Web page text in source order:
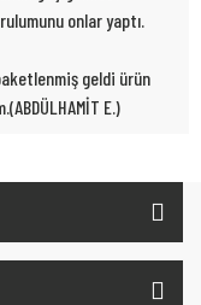
onlar yaptı.
geldi ürün
E.)